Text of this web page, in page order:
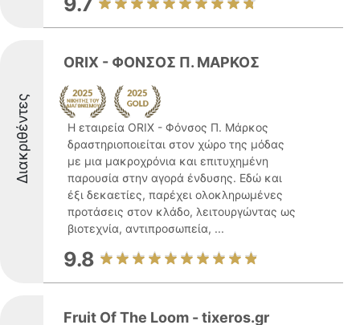
Διακριθέντες
ORIX - ΦΟΝΣΟΣ Π. ΜΑΡΚΟΣ
Η εταιρεία ORIX - Φόνσος Π. Μάρκος
δραστηριοποιείται στον χώρο της μόδας
με μια μακροχρόνια και επιτυχημένη
παρουσία στην αγορά ένδυσης. Εδώ και
έξι δεκαετίες, παρέχει ολοκληρωμένες
προτάσεις στον κλάδο, λειτουργώντας ως
βιοτεχνία, αντιπροσωπεία, ...
9.8
Fruit Of The Loom - tixeros.gr